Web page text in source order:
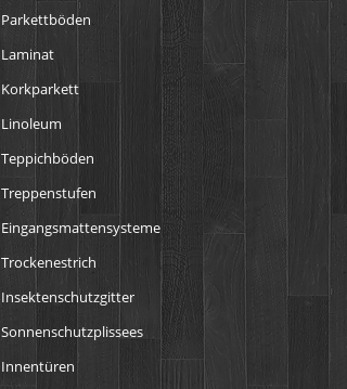
Parkettböden
Laminat
Korkparkett
Linoleum
Teppichböden
Treppenstufen
Eingangsmattensysteme
Trockenestrich
Insektenschutzgitter
Sonnenschutzplissees
Innentüren